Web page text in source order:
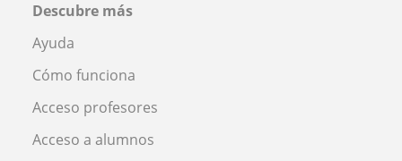
Descubre más
Ayuda
Cómo funciona
Acceso profesores
Acceso a alumnos